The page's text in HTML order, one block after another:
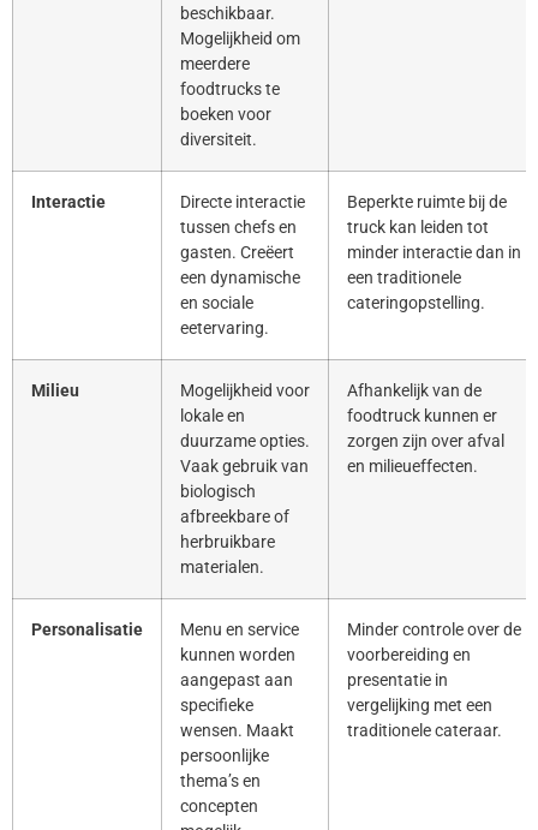
beschikbaar.
Mogelijkheid om
meerdere
foodtrucks te
boeken voor
diversiteit.
Interactie
Directe interactie
tussen chefs en
gasten. Creëert
een dynamische
en sociale
eetervaring.
Beperkte ruimte bij de
truck kan leiden tot
minder interactie dan in
een traditionele
cateringopstelling.
Milieu
Mogelijkheid voor
lokale en
duurzame opties.
Vaak gebruik van
biologisch
afbreekbare of
herbruikbare
materialen.
Afhankelijk van de
foodtruck kunnen er
zorgen zijn over afval
en milieueffecten.
Personalisatie
Menu en service
kunnen worden
aangepast aan
specifieke
wensen. Maakt
persoonlijke
thema’s en
concepten
Minder controle over de
voorbereiding en
presentatie in
vergelijking met een
traditionele cateraar.